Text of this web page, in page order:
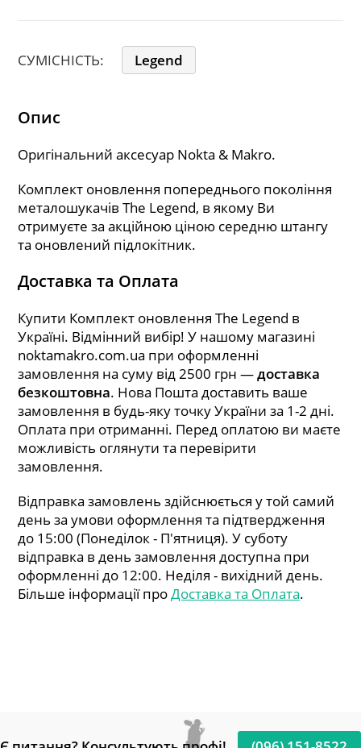
СУМІСНІСТЬ: Legend
Опис
Оригінальний аксесуар Nokta & Makro.
Комплект оновлення попереднього покоління
металошукачів The Legend, в якому Ви
отримуєте за акційною ціною середню штангу
та оновлений підлокітник.
Доставка та Оплата
Купити Комплект оновлення The Legend в
Україні. Відмінний вибір! У нашому магазині
noktamakro.com.ua при оформленні
замовлення на суму від 2500 грн —доставка
безкоштовна. Нова Пошта доставить ваше
замовлення в будь-яку точку України за 1-2 дні.
Оплата при отриманні. Перед оплатою ви маєте
можливість оглянути та перевірити
замовлення.
Відправка замовлень здійснюється у той самий
день за умови оформлення та підтвердження
до 15:00 (Понеділок - П'ятниця). У суботу
відправка в день замовлення доступна при
оформленні до 12:00. Неділя - вихідний день.
Більше інформації проДоставка та Оплата.